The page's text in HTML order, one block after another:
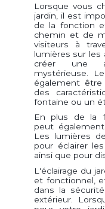
Lorsque vous
jardin, il est
de la fonction
chemin et de
visiteurs à
lumières sur les
créer une
mystérieuse.
également
des
fontaine ou un
En plus de la
peut
Les lumières
pour éclairer
ainsi que pour
L'éclairage du
et fonctionnel,
dans la
extérieur.